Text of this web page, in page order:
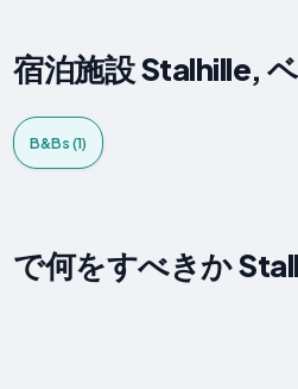
宿泊施設 Stalhille,
B&Bs (1)
で何をすべきか